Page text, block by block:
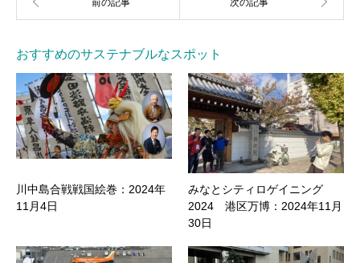
おすすめのサステナブルなスポット
川中島合戦戦国絵巻：2024年
11月4日
みなとシティロゲイニング
2024 港区万博：2024年11月
30日